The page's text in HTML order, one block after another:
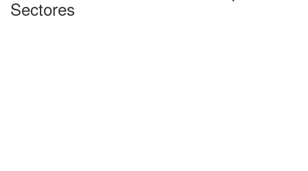
Sectores